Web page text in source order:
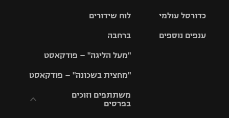
לוח שידורים
ברחבה
"מעל הליגה" – פודקאסט
"מחצית בשכונה" – פודקאסט
משתתפים וזוכים
בפרסים
גביע הטוטו
האלופות
ליגה
סל
כדורסל עולמי
ענפים נוספים